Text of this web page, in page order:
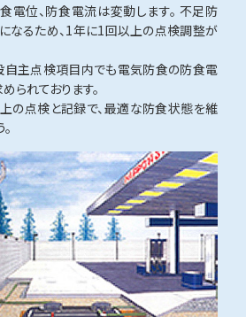
電位、防食電流は変動します。 不足防
なるため、1年に1回以上の点検調整が
自主点検項目内でも電気防食の防食電
られております。
の点検と記録で、最適な防食状態を維